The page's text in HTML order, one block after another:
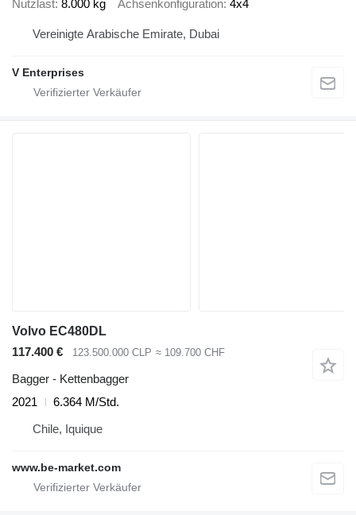
Nutzlast 8.000 kg Achsenkonfiguration 4x4
Vereinigte Arabische Emirate, Dubai
V Enterprises
Volvo EC480DL
117.400 €
123.500.000 CLP ≈ 109.700 CHF
Bagger - Kettenbagger
2021
6.364 M/Std.
Chile, Iquique
www.be-market.com